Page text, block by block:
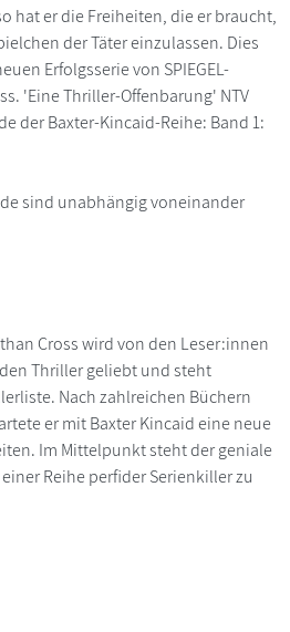
hat er die Freiheiten, die er braucht,
der Täter einzulassen. Dies
Erfolgsserie von SPIEGEL-
'Eine Thriller-Offenbarung' NTV
der Baxter-Kincaid-Reihe: Band 1:
sind unabhängig voneinander
Cross wird von den Leser:innen
Thriller geliebt und steht
Nach zahlreichen Büchern
er mit Baxter Kincaid eine neue
Im Mittelpunkt steht der geniale
Reihe perfider Serienkiller zu